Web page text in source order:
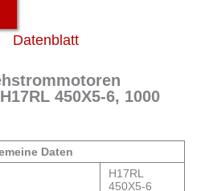
Datenblatt
450X5-6, 1000
Daten
H17RL
450X5-6